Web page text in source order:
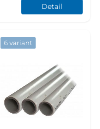
Detail
6 variant